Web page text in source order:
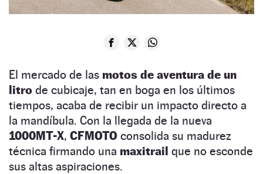
El mercado de las motos de aventura de un
litro de cubicaje, tan en boga en los últimos
tiempos, acaba de recibir un impacto directo a
la mandíbula. Con la llegada de la nueva
1000MT-X, CFMOTO consolida su madurez
técnica firmando una maxitrail que no esconde
sus altas aspiraciones.